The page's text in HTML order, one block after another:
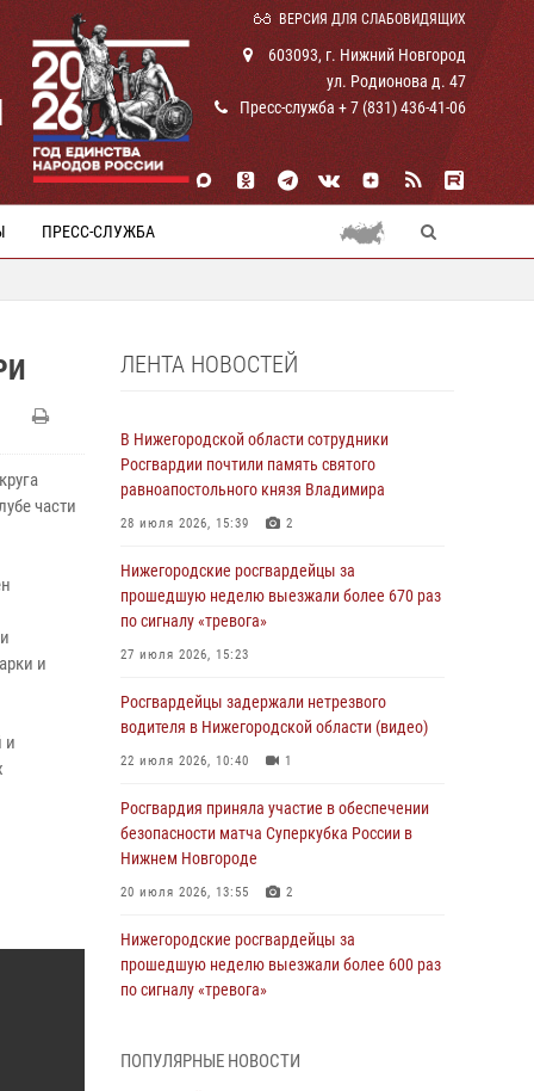
ВЕРСИЯ ДЛЯ СЛАБОВИДЯЩИХ
603093, г. Нижний Новгород
ул. Родионова д. 47
Пресс-служба + 7 (831) 436-41-06
ПРЕСС-СЛУЖБА
части
и
и
ЛЕНТА НОВОСТЕЙ
В Нижегородской области сотрудники
Росгвардии почтили память святого
равноапостольного князя Владимира
28 июля 2026, 15:39 2
Нижегородские росгвардейцы за
прошедшую неделю выезжали более 670 раз
по сигналу «тревога»
27 июля 2026, 15:23
Росгвардейцы задержали нетрезвого
водителя в Нижегородской области (видео)
22 июля 2026, 10:40 1
Росгвардия приняла участие в обеспечении
безопасности матча Суперкубка России в
Нижнем Новгороде
20 июля 2026, 13:55 2
Нижегородские росгвардейцы за
прошедшую неделю выезжали более 600 раз
по сигналу «тревога»
В Нижегородской области сотрудники
ПОПУЛЯРНЫЕ НОВОСТИ